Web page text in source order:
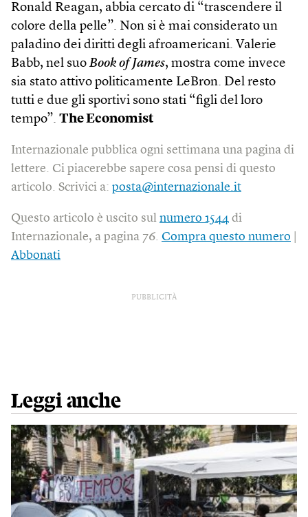
Ronald Reagan, abbia cercato di “trascendere il
colore della pelle”. Non si è mai considerato un
paladino dei diritti degli afroamericani. Valerie
Babb, nel suo Book of James, mostra come invece
sia stato attivo politicamente LeBron. Del resto
tutti e due gli sportivi sono stati “figli del loro
tempo”. The Economist
Internazionale pubblica ogni settimana una pagina di
lettere. Ci piacerebbe sapere cosa pensi di questo
articolo. Scrivici a: posta@internazionale.it
Questo articolo è uscito sul numero 1544 di
Internazionale, a pagina 76. Compra questo numero
Abbonati
PUBBLICITÀ
Leggi anche